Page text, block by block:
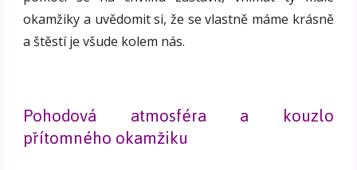
okamžiky a uvědomit si, že se vlastně máme krásně
a štěstí je všude kolem nás.
Pohodová atmosféra a kouzlo
přítomného okamžiku